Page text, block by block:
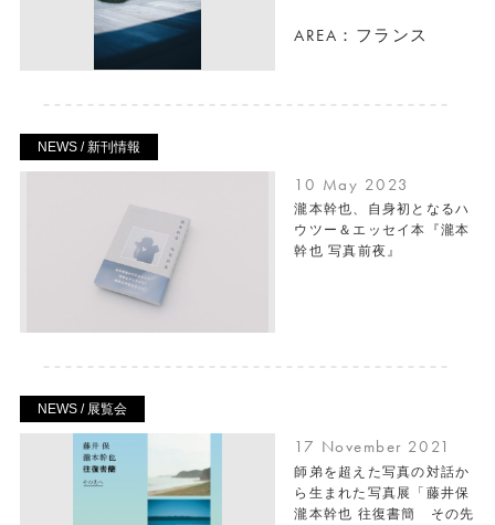
AREA：フランス
NEWS / 新刊情報
10 May 2023
瀧本幹也、自身初となるハ
ウツー＆エッセイ本『瀧本
幹也 写真前夜』
NEWS / 展覧会
17 November 2021
師弟を超えた写真の対話か
ら生まれた写真展「藤井保
瀧本幹也 往復書簡 その先